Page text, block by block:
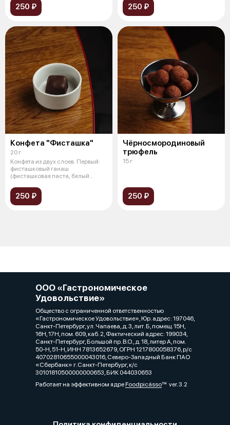
250 ₽ 250 ₽
Конфета "Фисташка"
20 г
Конфета из двух слоев. Первый:
фисташковый ганаш
(фисташковая паста, белый
250 ₽
Чёрносмородиновый
трюфель
15 г
250 ₽
ООО «Гастрономическое
Удовольствие»
Общество с ограниченной ответственностью
«Гастрономическое Удовольствие», Юр. адрес: 197046,
Санкт-Петербург, ул. Чапаева, д. 3, лит. Б, помещ. 15Н,
16Н, 17Н, пом. 609, каб. 2, Фактический адрес: 199034,
Санкт-Петербург, Большой пр. В.О., д. 18, литер А, пом.
50-Н, 51-Н, ИНН 7813652679, ОГРН 1217800058376, р/с
40702810655000043016, Северо-Западный Банк ПАО
«Сбербанк» г. Санкт-Петербург, к/с
30101810500000000653, БИК 044030653
Работает на эффективном ядреFoodpicássover. 3.2